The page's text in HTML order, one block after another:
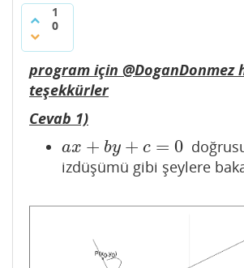
1
0
program için @DoganDonmez
teşekkürler
Cevab 1)
ax + by + c = 0
ax+ by +c= 0
izdüşümü gibi şeylere